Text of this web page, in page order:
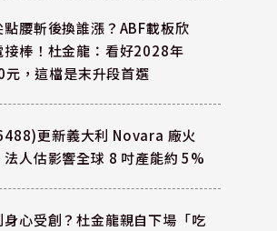
點腰斬後換誰漲？ABF載板欣
接棒！杜金龍：看好2028年
元，這檔是末升段首選
更新義大利 Novara 廠火
法人估影響全球 8 吋產能約 5%
身心受創？杜金龍親自下場「吃